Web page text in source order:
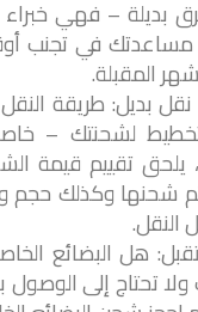
بديلة – فهي
في تجنب
المقبلة.
نقل بديل: طريقة
لشحنتك –
يلحق تقييم قيمة
شحنها وكذلك حجم
النقل.
هل البضائع
تحتاج إلى